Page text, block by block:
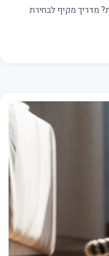
מדריך מקיף לבחירת